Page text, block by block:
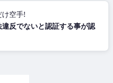
空手!
反でないと認証する事が認